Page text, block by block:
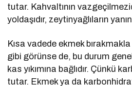
tutar. Kahvaltının
yoldaşıdır, zeytinyağlıların
Kısa vadede ekmek
gibi görünse de, bu durum
kas yıkımına bağlıdır. Çünkü
tutar. Ekmek ya da